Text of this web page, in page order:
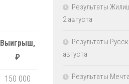
Выигрыш,
₽
150 000
Результаты
2 августа
Результаты
августа
Результаты